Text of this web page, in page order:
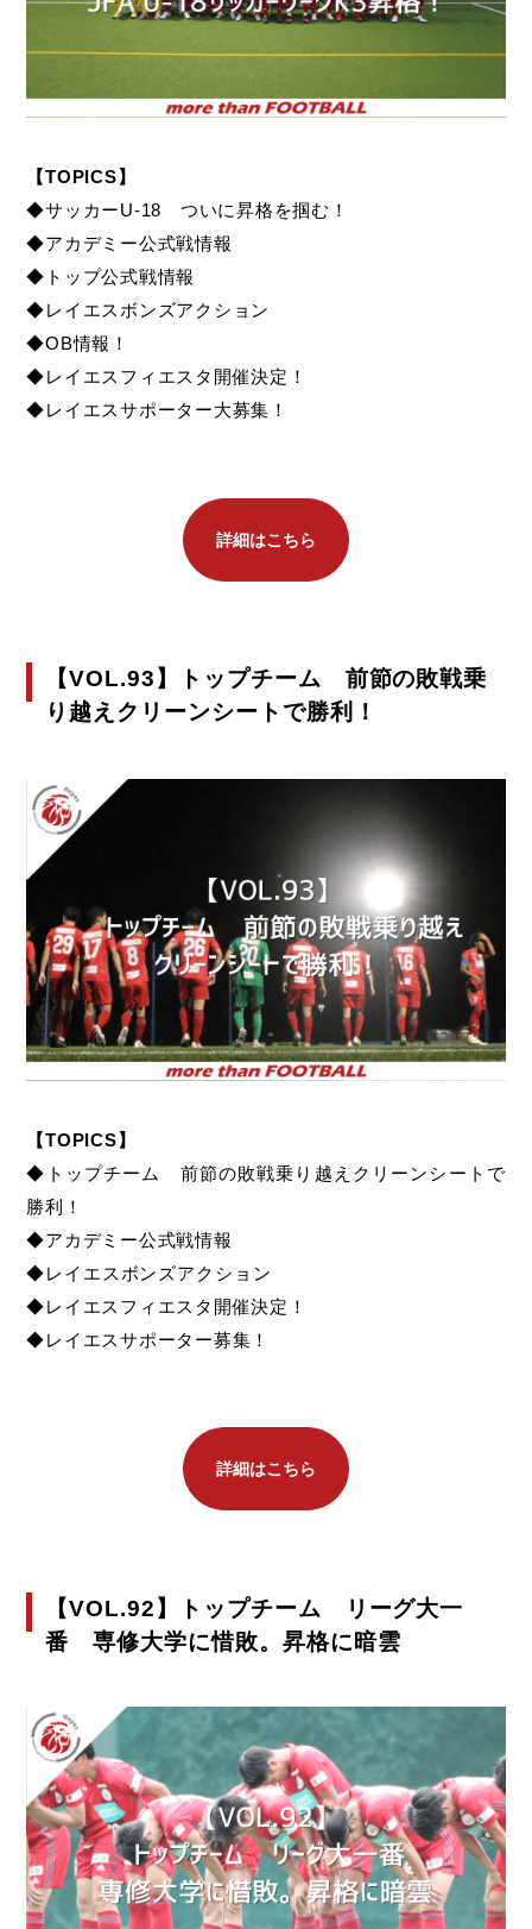
【TOPICS】
◆サッカーU-18 ついに昇格を掴む！
◆アカデミー公式戦情報
◆トップ公式戦情報
◆レイエスボンズアクション
◆OB情報！
◆レイエスフィエスタ開催決定！
◆レイエスサポーター大募集！
詳細はこちら
【VOL.93】トップチーム 前節の敗戦乗
り越えクリーンシートで勝利！
【TOPICS】
◆トップチーム 前節の敗戦乗り越えクリーンシートで
勝利！
◆アカデミー公式戦情報
◆レイエスボンズアクション
◆レイエスフィエスタ開催決定！
◆レイエスサポーター募集！
詳細はこちら
【VOL.92】トップチーム リーグ大一
番 専修大学に惜敗。昇格に暗雲